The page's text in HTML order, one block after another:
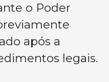
o Poder
após a
legais.